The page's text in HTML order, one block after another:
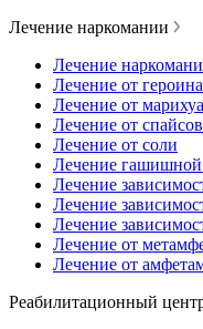
Лечение наркомании
Лечение
Лечение от героина
Лечение от
Лечение от спайсов
Лечение от соли
Лечение гашишной
Лечение
Лечение
Лечение
Лечение от
Лечение от
Реабилитационный